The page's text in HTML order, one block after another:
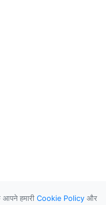
हमारी Cookie Policy और